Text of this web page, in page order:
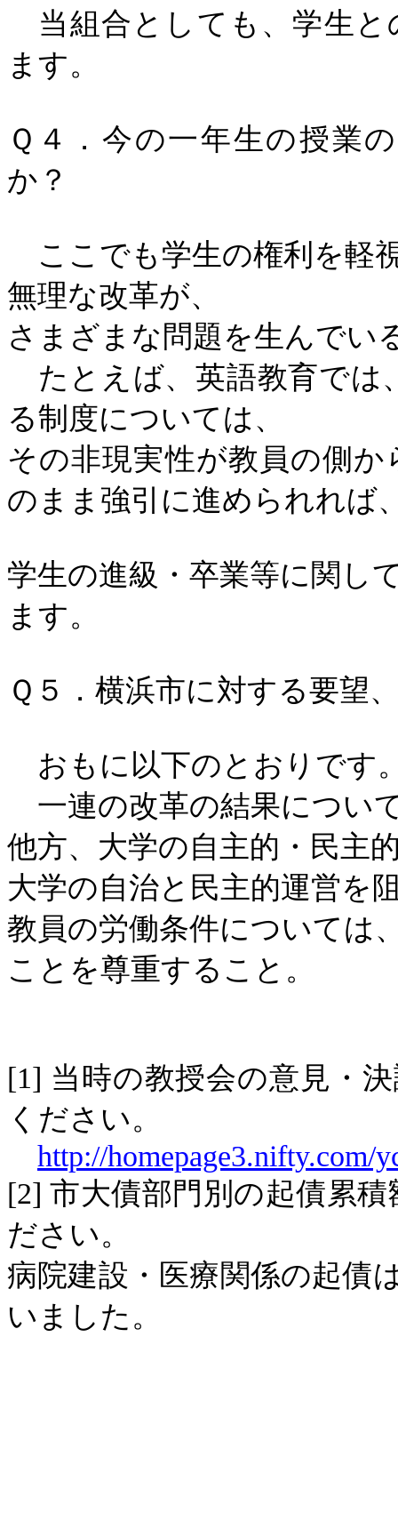
当組合としても、学生と
ます。
Ｑ４．今の一年生の授業
か？
ここでも学生の権利を軽
無理な改革が、
さまざまな問題を生んでい
たとえば、英語教育では
る制度については、
その非現実性が教員の側
のまま強引に進められれば
学生の進級・卒業等に関し
ます。
Ｑ５．横浜市に対する要望
おもに以下のとおりです
一連の改革の結果につい
他方、大学の自主的・民主
大学の自治と民主的運営を
教員の労働条件については
ことを尊重すること。
[1] 当時の教授会の意見・
ください。
http://homepage3.nifty.com/
[2]市大債部門別の起債累
ださい。
病院建設・医療関係の起債
いました。